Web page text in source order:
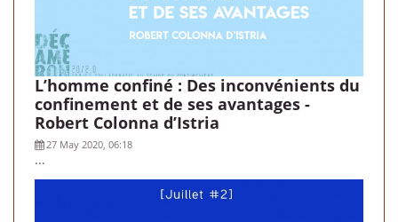
L’homme confiné : Des inconvénients du
confinement et de ses avantages -
Robert Colonna d’Istria
27 May 2020, 06:18
...